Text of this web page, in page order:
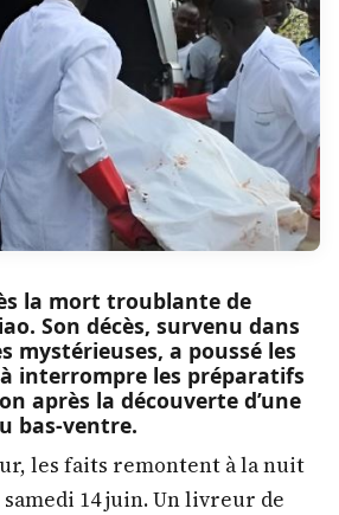
la mort troublante de
Son décès, survenu dans
mystérieuses, a poussé les
à interrompre les préparatifs
après la découverte d’une
bas-ventre.
les faits remontent à la nuit
14 juin. Un livreur de